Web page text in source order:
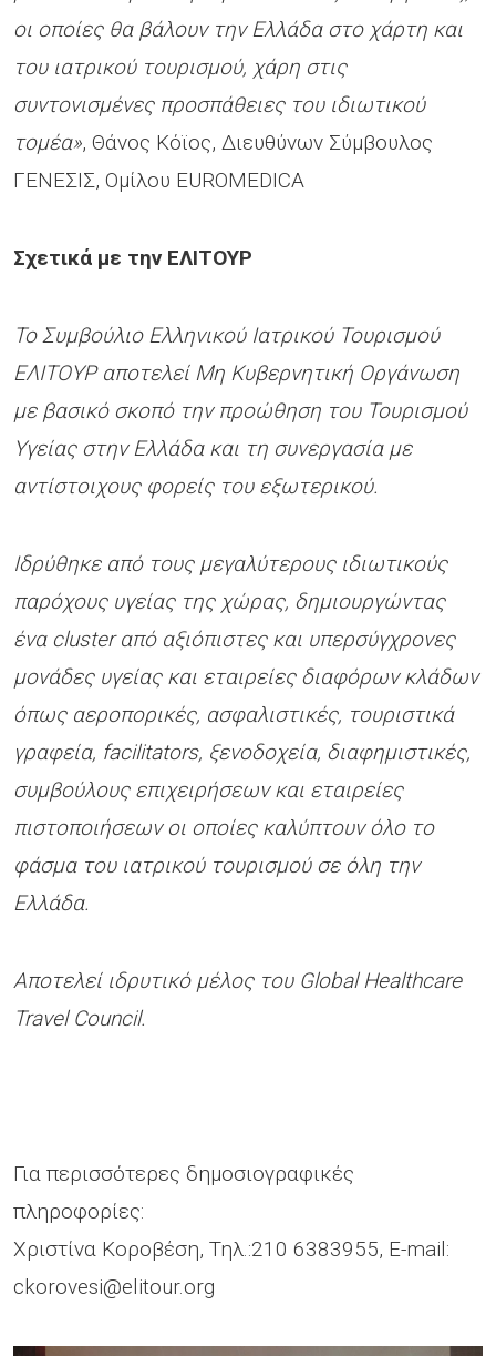
οι οποίες θα βάλουν την Ελλάδα στο χάρτη και
του ιατρικού τουρισμού, χάρη στις
συντονισμένες προσπάθειες του ιδιωτικού
τομέα», Θάνος Κόϊος, Διευθύνων Σύμβουλος
ΓΕΝΕΣΙΣ, Ομίλου EUROMEDICA
Σχετικά με την ΕΛΙΤΟΥΡ
Το Συμβούλιο Ελληνικού Ιατρικού Τουρισμού
ΕΛΙΤΟΥΡ αποτελεί Μη Κυβερνητική Οργάνωση
με βασικό σκοπό την προώθηση του Τουρισμού
Υγείας στην Ελλάδα και τη συνεργασία με
αντίστοιχους φορείς του εξωτερικού.
Ιδρύθηκε από τους μεγαλύτερους ιδιωτικούς
παρόχους υγείας της χώρας, δημιουργώντας
ένα cluster από αξιόπιστες και υπερσύγχρονες
μονάδες υγείας και εταιρείες διαφόρων κλάδων
όπως αεροπορικές, ασφαλιστικές, τουριστικά
γραφεία, facilitators, ξενοδοχεία, διαφημιστικές,
συμβούλους επιχειρήσεων και εταιρείες
πιστοποιήσεων οι οποίες καλύπτουν όλο το
φάσμα του ιατρικού τουρισμού σε όλη την
Ελλάδα.
Αποτελεί ιδρυτικό μέλος του Global Healthcare
Travel Council.
Για περισσότερες δημοσιογραφικές
πληροφορίες:
Χριστίνα Κοροβέση, Τηλ.:210 6383955, E-mail:
ckorovesi@elitour.org